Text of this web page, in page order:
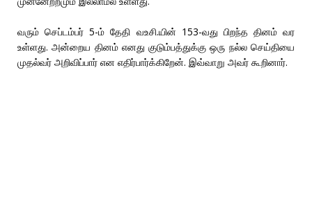
வரும் செப்டம்பர் 5-ம் தேதி வஉசி.யின் 153-வது பிறந்த தினம் வர
உள்ளது. அன்றைய தினம் எனது குடும்பத்துக்கு ஒரு நல்ல செய்தியை
முதல்வர் அறிவிப்பார் என எதிர்பார்க்கிறேன். இவ்வாறு அவர் கூறினார்.